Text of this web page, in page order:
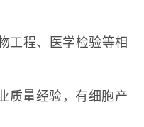
工程、医学检验等相
质量经验，有细胞产